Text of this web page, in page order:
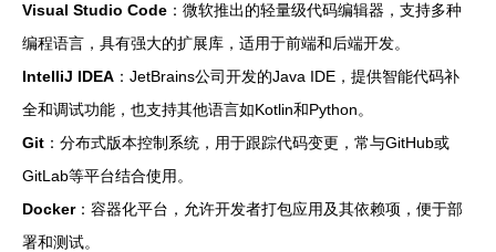
Visual Studio Code ：微软推出的轻量级代码编辑器，支持多种
编程语言，具有强大的扩展库，适用于前端和后端开发。
IntelliJ IDEA ：JetBrains公司开发的Java IDE，提供智能代码补
全和调试功能，也支持其他语言如Kotlin和Python。
Git ：分布式版本控制系统，用于跟踪代码变更，常与GitHub或
GitLab等平台结合使用。
Docker：容器化平台，允许开发者打包应用及其依赖项，便于部
署和测试。